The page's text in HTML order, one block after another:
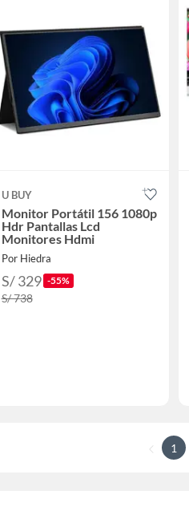
U BUY
Monitor Portátil 156 1080p
Hdr Pantallas Lcd
Monitores Hdmi
Por Hiedra
S/ 329 -55%
S/ 738
1